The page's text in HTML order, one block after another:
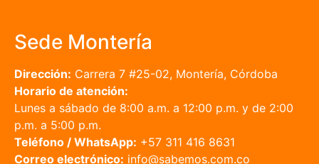
Sede Montería
Dirección: Carrera 7 #25-02, Montería, Córdoba
Horario de atención:
Lunes a sábado de 8:00 a.m. a 12:00 p.m. y de 2:00
p.m. a 5:00 p.m.
Teléfono / WhatsApp: +57 311 416 8631
Correo electrónico: info@sabemos.com.co